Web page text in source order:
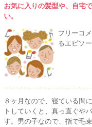
お気に入りの髪型や、自宅
い。
フリーコ
るエピソ
８ヶ月なので、寝ている間
トしていくと、真っ直ぐや
す。男の子なので、指で毛